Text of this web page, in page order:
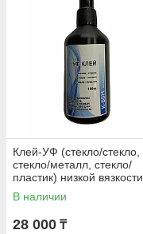
Клей-УФ (стекло/стекло,
стекло/металл, стекло/
пластик) низкой вязкости
105мПа•с, 100гр.
В наличии
28 000 ₸